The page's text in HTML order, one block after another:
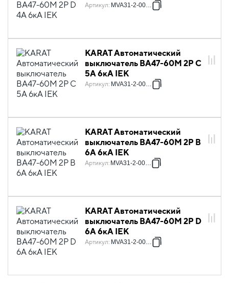
Артикул: MVA31-2-004-D
KARAT Автоматический
выключатель ВА47-60M 2P C
5А 6кА IEK
Артикул: MVA31-2-005-C
KARAT Автоматический
выключатель ВА47-60M 2P B
6А 6кА IEK
Артикул: MVA31-2-006-B
KARAT Автоматический
выключатель ВА47-60M 2P D
6А 6кА IEK
Артикул: MVA31-2-006-D